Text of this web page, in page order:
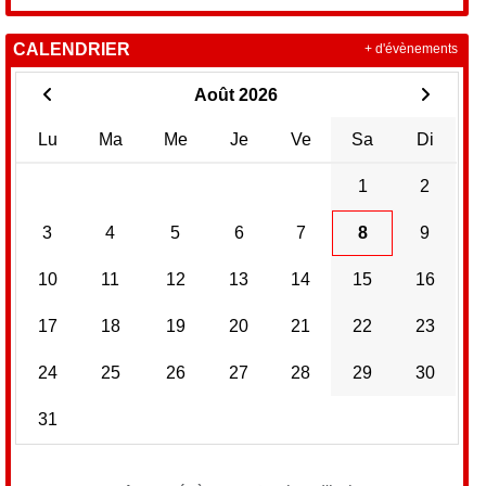
CALENDRIER
Août 2026
Lu Ma Me Je Ve Sa Di
1 2
3 4 5 6 7 8 9
10 11 12 13 14 15 16
17 18 19 20 21 22 23
24 25 26 27 28 29 30
31
+ d'évènements